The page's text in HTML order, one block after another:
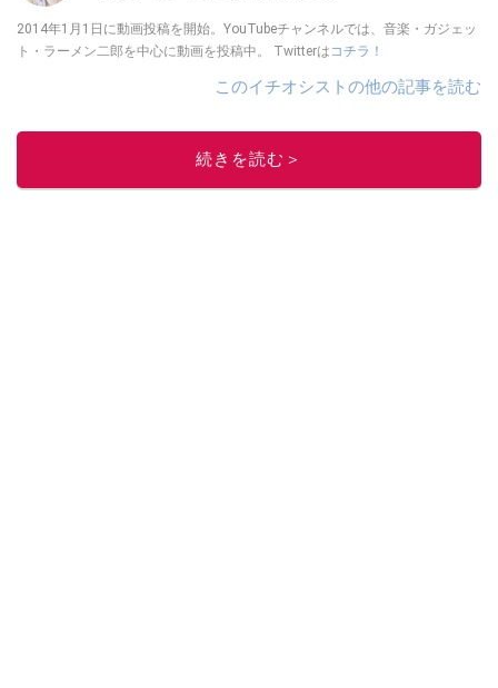
2014年1月1日に動画投稿を開始。YouTubeチャンネルでは、音楽・ガジェッ
ト・ラーメン二郎を中心に動画を投稿中。 Twitterは コチラ！
このイチオシストの他の記事を読む
続きを読む＞